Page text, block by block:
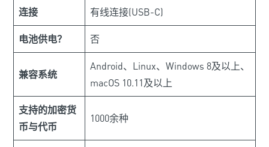
连接 有线连接(USB-C)
电池供电？ 否
兼容系统
Android、Linux、Windows 8及以上、
macOS 10.11及以上
支持的加密货
币与代币
1000余种